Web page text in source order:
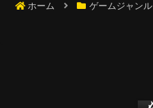
ホーム ゲームジャンル